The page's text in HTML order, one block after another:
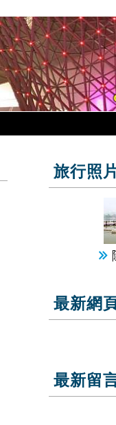
旅行照
最新網
最新留